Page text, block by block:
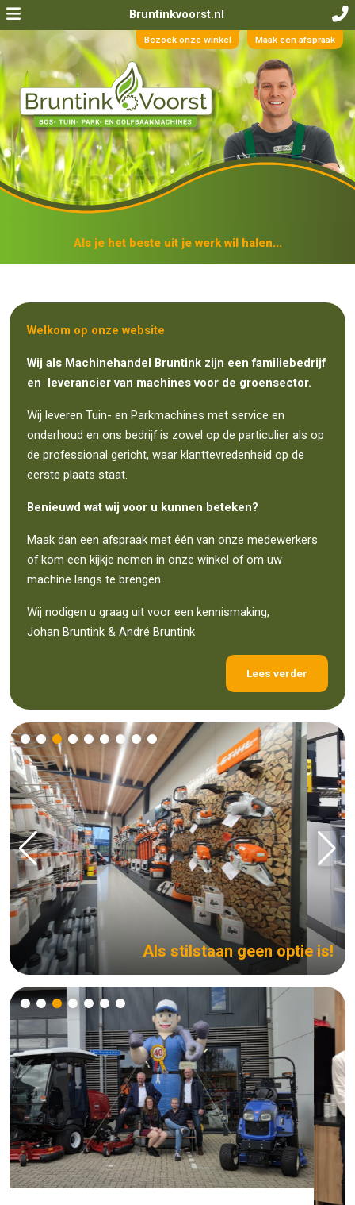
Bruntinkvoorst.nl
Bezoek onze winkel Maak een afspraak
Als je het beste uit je werk wil halen...
Welkom op onze website
Wij als Machinehandel Bruntink zijn een familiebedrijf
en leverancier van machines voor de groensector.
Wij leveren Tuin- en Parkmachines met service en
onderhoud en ons bedrijf is zowel op de particulier als op
de professional gericht, waar klanttevredenheid op de
eerste plaats staat.
Benieuwd wat wij voor u kunnen beteken?
Maak dan een afspraak met één van onze medewerkers
of kom een kijkje nemen in onze winkel of om uw
machine langs te brengen.
Wij nodigen u graag uit voor een kennismaking,
Johan Bruntink & André Bruntink
Lees verder
Als stilstaan geen optie is!